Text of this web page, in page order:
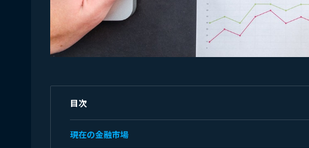
目次
現在の金融市場